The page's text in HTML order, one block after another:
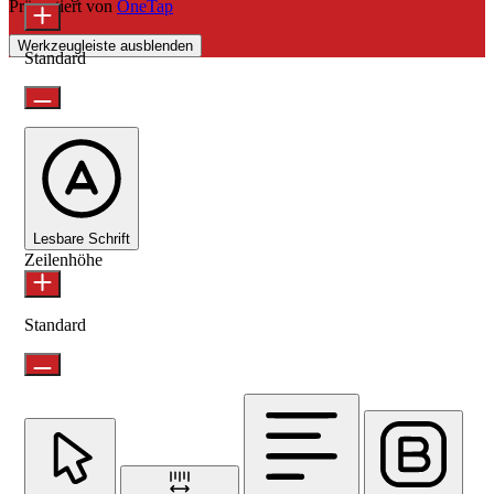
Präsentiert von OneTap
Werkzeugleiste ausblenden
Standard
Lesbare Schrift
Zeilenhöhe
Standard